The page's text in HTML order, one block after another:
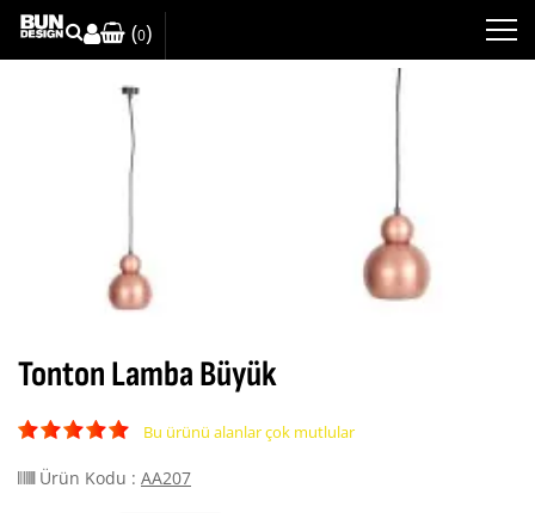
(0)
Tonton Lamba Büyük
Bu ürünü alanlar çok mutlular
Ürün Kodu : AA207